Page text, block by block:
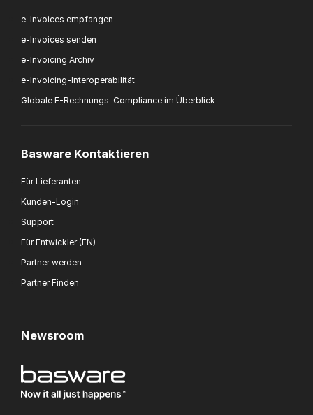
e-Invoices empfangen
e-Invoices senden
e-Invoicing Archiv
e-Invoicing-Interoperabilität
Globale E-Rechnungs-Compliance im Überblick
Basware Kontaktieren
Für Lieferanten
Kunden-Login
Support
Für Entwickler (EN)
Partner werden
Partner Finden
Newsroom